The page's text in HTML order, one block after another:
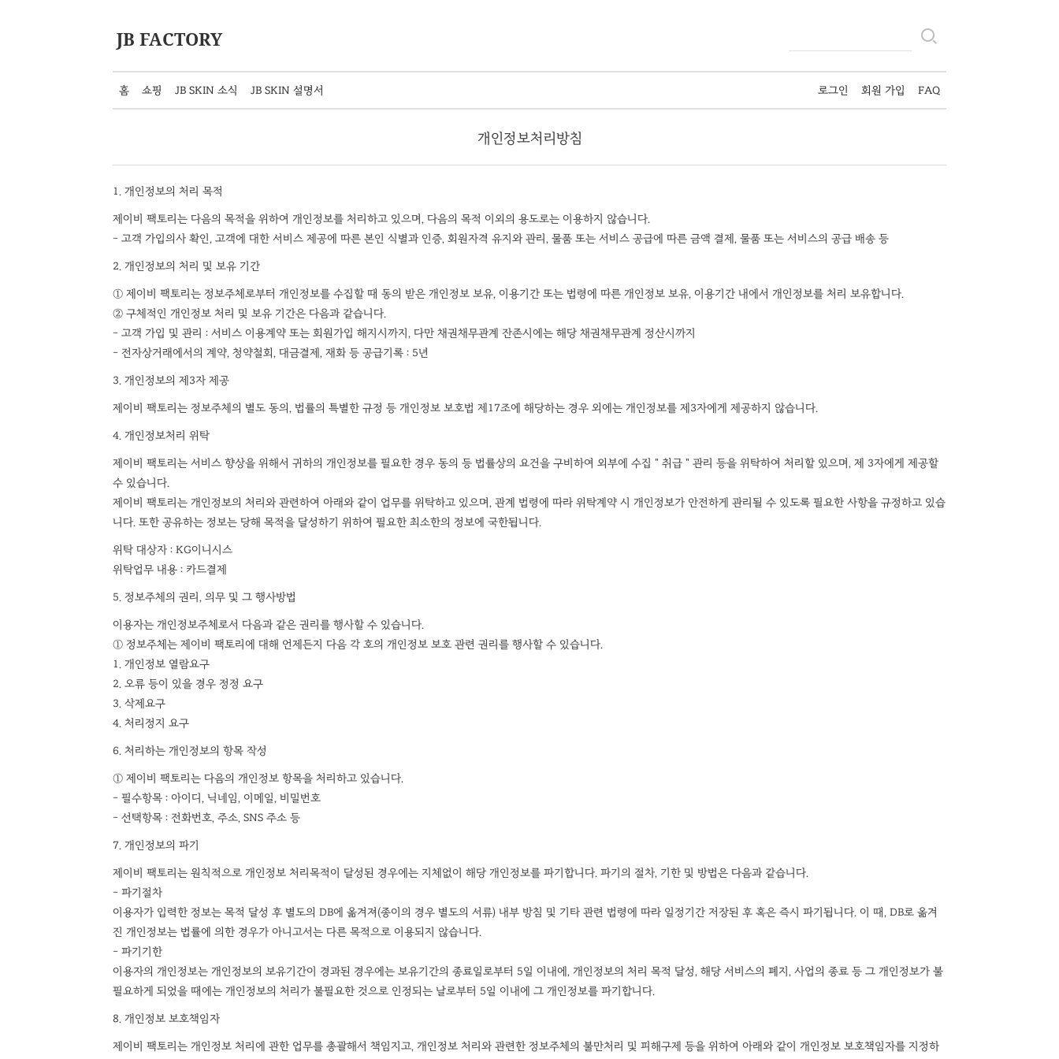
JB FACTORY
홈 쇼핑 JB SKIN 소식 JB SKIN 설명서 로그인 회원 가입 FAQ
개인정보처리방침
1. 개인정보의 처리 목적
제이비 팩토리는 다음의 목적을 위하여 개인정보를 처리하고 있으며, 다음의 목적 이외의 용도로는 이용하지 않습니다.
– 고객 가입의사 확인, 고객에 대한 서비스 제공에 따른 본인 식별과 인증, 회원자격 유지와 관리, 물품 또는 서비스 공급에 따른 금액 결제, 물품 또는 서비스의 공급 배송 등
2. 개인정보의 처리 및 보유 기간
① 제이비 팩토리는 정보주체로부터 개인정보를 수집할 때 동의 받은 개인정보 보유, 이용기간 또는 법령에 따른 개인정보 보유, 이용기간 내에서 개인정보를 처리 보유합니다.
② 구체적인 개인정보 처리 및 보유 기간은 다음과 같습니다.
– 고객 가입 및 관리 : 서비스 이용계약 또는 회원가입 해지시까지, 다만 채권채무관계 잔존시에는 해당 채권채무관계 정산시까지
– 전자상거래에서의 계약, 청약철회, 대금결제, 재화 등 공급기록 : 5년
3. 개인정보의 제3자 제공
제이비 팩토리는 정보주체의 별도 동의, 법률의 특별한 규정 등 개인정보 보호법 제17조에 해당하는 경우 외에는 개인정보를 제3자에게 제공하지 않습니다.
4. 개인정보처리 위탁
제이비 팩토리는 서비스 향상을 위해서 귀하의 개인정보를 필요한 경우 동의 등 법률상의 요건을 구비하여 외부에 수집 " 취급 " 관리 등을 위탁하여 처리할 있으며, 제 3자에게 제공할
수 있습니다.
제이비 팩토리는 개인정보의 처리와 관련하여 아래와 같이 업무를 위탁하고 있으며, 관계 법령에 따라 위탁계약 시 개인정보가 안전하게 관리될 수 있도록 필요한 사항을 규정하고 있습
니다. 또한 공유하는 정보는 당해 목적을 달성하기 위하여 필요한 최소한의 정보에 국한됩니다.
위탁 대상자 : KG이니시스
위탁업무 내용 : 카드결제
5. 정보주체의 권리, 의무 및 그 행사방법
이용자는 개인정보주체로서 다음과 같은 권리를 행사할 수 있습니다.
① 정보주체는 제이비 팩토리에 대해 언제든지 다음 각 호의 개인정보 보호 관련 권리를 행사할 수 있습니다.
1. 개인정보 열람요구
2. 오류 등이 있을 경우 정정 요구
3. 삭제요구
4. 처리정지 요구
6. 처리하는 개인정보의 항목 작성
① 제이비 팩토리는 다음의 개인정보 항목을 처리하고 있습니다.
– 필수항목 : 아이디, 닉네임, 이메일, 비밀번호
– 선택항목 : 전화번호, 주소, SNS 주소 등
7. 개인정보의 파기
제이비 팩토리는 원칙적으로 개인정보 처리목적이 달성된 경우에는 지체없이 해당 개인정보를 파기합니다. 파기의 절차, 기한 및 방법은 다음과 같습니다.
– 파기절차
이용자가 입력한 정보는 목적 달성 후 별도의 DB에 옮겨져(종이의 경우 별도의 서류) 내부 방침 및 기타 관련 법령에 따라 일정기간 저장된 후 혹은 즉시 파기됩니다. 이 때, DB로 옮겨
진 개인정보는 법률에 의한 경우가 아니고서는 다른 목적으로 이용되지 않습니다.
– 파기기한
이용자의 개인정보는 개인정보의 보유기간이 경과된 경우에는 보유기간의 종료일로부터 5일 이내에, 개인정보의 처리 목적 달성, 해당 서비스의 폐지, 사업의 종료 등 그 개인정보가 불
필요하게 되었을 때에는 개인정보의 처리가 불필요한 것으로 인정되는 날로부터 5일 이내에 그 개인정보를 파기합니다.
8. 개인정보 보호책임자
제이비 팩토리는 개인정보 처리에 관한 업무를 총괄해서 책임지고, 개인정보 처리와 관련한 정보주체의 불만처리 및 피해구제 등을 위하여 아래와 같이 개인정보 보호책임자를 지정하